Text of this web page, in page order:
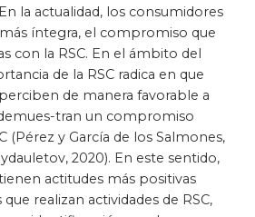
la actualidad, los consumidores
íntegra, el compromiso que
con la RSC. En el ámbito del
de la RSC radica en que
de manera favorable a
tran un compromiso
(Pérez y García de los Salmones,
2020). En este sentido,
actitudes más positivas
realizan actividades de RSC,